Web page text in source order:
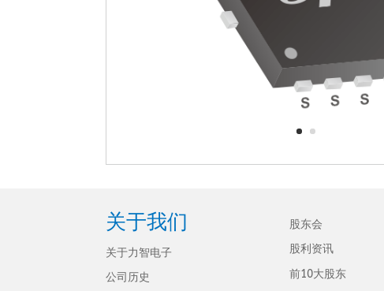
关于我们
关于力智电子
公司历史
股东会
股利资讯
前10大股东